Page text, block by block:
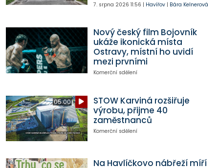
7. srpna 2026 11:56 | Havířov| Bára Kelnerová
Nový český film Bojovník
ukáže ikonická místa
Ostravy, místní ho uvidí
mezi prvními
Komerční sdělení
05:00
STOW Karviná rozšiřuje
výrobu, přijme 40
zaměstnanců
Komerční sdělení
Na Havlíčkovo nábřeží míří